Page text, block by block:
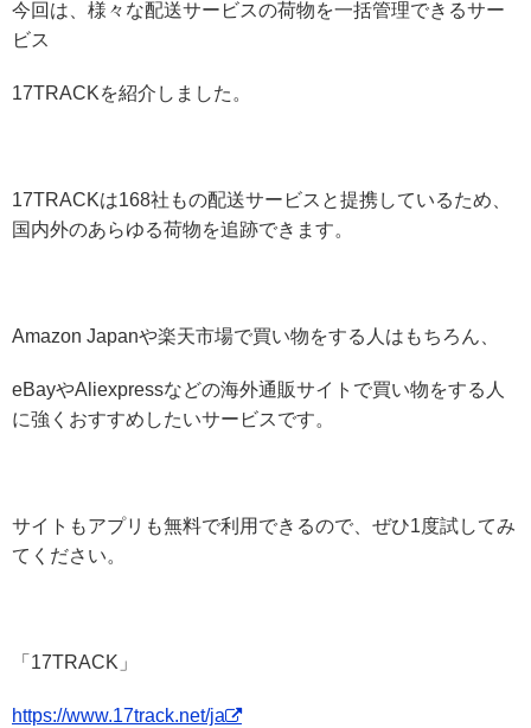
今回は、様々な配送サービスの荷物を一括管理できるサー
ビス
17TRACKを紹介しました。
17TRACKは168社もの配送サービスと提携しているため、
国内外のあらゆる荷物を追跡できます。
Amazon Japanや楽天市場で買い物をする人はもちろん、
eBayやAliexpressなどの海外通販サイトで買い物をする人
に強くおすすめしたいサービスです。
サイトもアプリも無料で利用できるので、ぜひ1度試してみ
てください。
「17TRACK」
https://www.17track.net/ja